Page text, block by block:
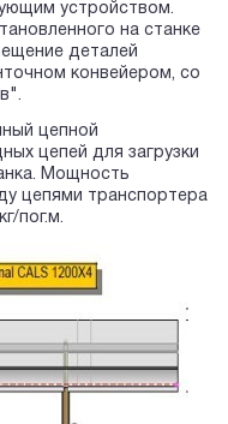
устройством.
на станке
деталей
конвейером, со
цепной
цепей для загрузки
Мощность
цепями транспортера
пог.м.